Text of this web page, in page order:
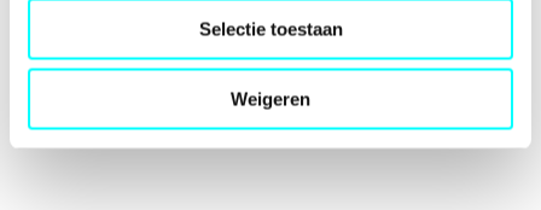
Selectie toestaan
Weigeren